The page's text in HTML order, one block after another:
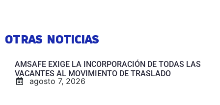
OTRAS NOTICIAS
AMSAFE EXIGE LA INCORPORACIÓN DE TODAS LAS
VACANTES AL MOVIMIENTO DE TRASLADO
agosto 7, 2026